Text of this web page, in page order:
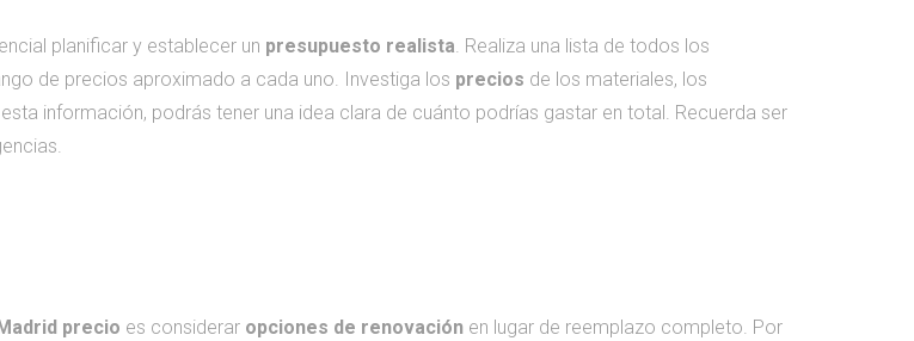
planificar y establecer un presupuesto realista . Realiza una lista de todos los
de precios aproximado a cada uno. Investiga los precios de los materiales, los
información, podrás tener una idea clara de cuánto podrías gastar en total. Recuerda ser
precio es considerar opciones de renovación en lugar de reemplazo completo. Por